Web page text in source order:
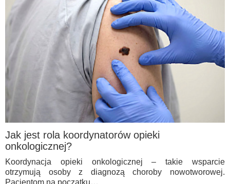
Jak jest rola koordynatorów opieki
onkologicznej?
Koordynacja opieki onkologicznej – takie wsparcie
otrzymują osoby z diagnozą choroby nowotworowej.
Pacjentom na początku…